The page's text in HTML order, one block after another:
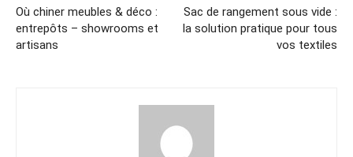
Où chiner meubles & déco :
entrepôts – showrooms et
artisans
Sac de rangement sous vide :
la solution pratique pour tous
vos textiles